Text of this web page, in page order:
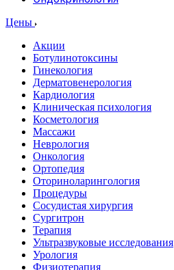
Цены
Акции
Ботулинотоксины
Гинекология
Дерматовенерология
Кардиология
Клиническая психология
Косметология
Массажи
Неврология
Онкология
Ортопедия
Оториноларингология
Процедуры
Сосудистая хирургия
Сургитрон
Терапия
Ультразвуковые исследования
Урология
Физиотерапия